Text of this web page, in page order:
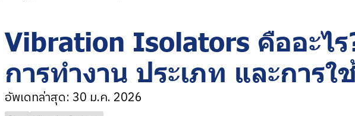
Vibration Isolators คืออะไ
การทำงาน ประเภท และการใ
อัพเดทล่าสุด: 30 ม.ค. 2026